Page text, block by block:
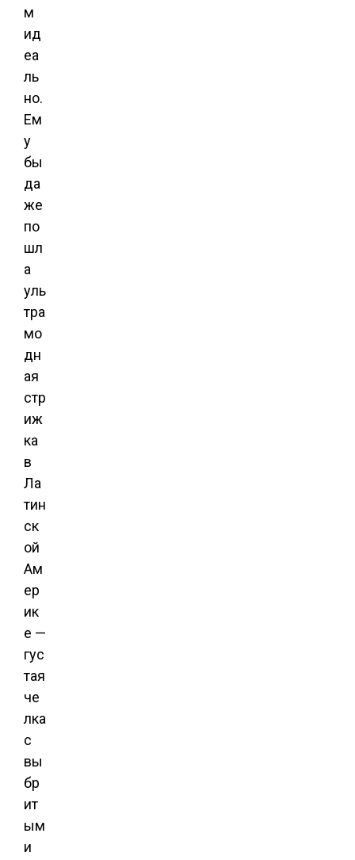
м
ид
еа
ль
но.
Ем
у
бы
да
же
по
шл
а
уль
тра
мо
дн
ая
стр
иж
ка
в
Ла
тин
ск
ой
Ам
ер
ик
е —
гус
тая
че
лка
с
вы
бр
ит
ым
и